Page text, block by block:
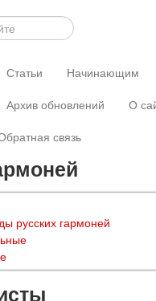
Статьи Начинающим
Архив обновлений
О
связь
русских гармоней